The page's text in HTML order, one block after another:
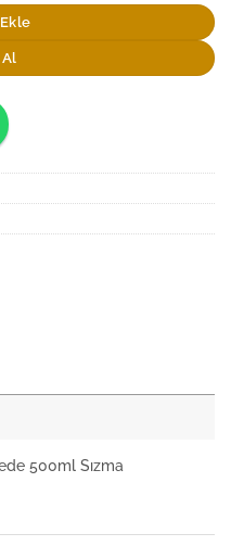
500ml Sızma